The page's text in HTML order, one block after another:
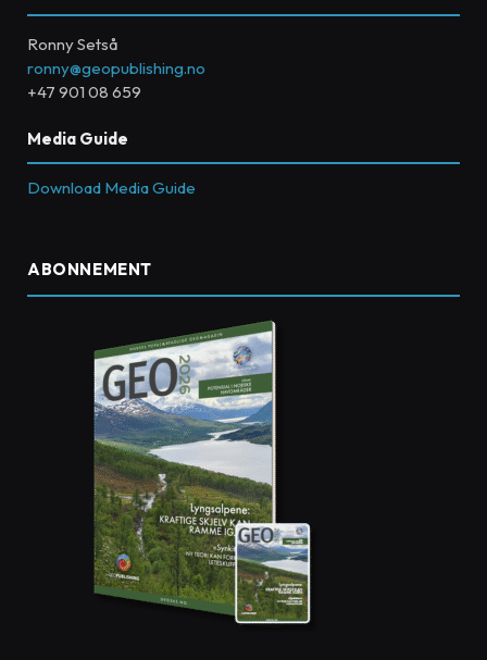
Ronny Setså
ronny@geopublishing.no
+47 901 08 659
Media Guide
Download Media Guide
ABONNEMENT